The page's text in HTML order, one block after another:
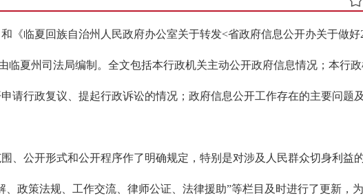
临夏回族自治州人民政府办公室关于转发<省政府信息公开办关于做好
临夏州司法局编制。全文包括本行政机关主动公开政府信息情况；本行
请行政复议、提起行政诉讼的情况；政府信息公开工作存在的主要问题及
公开形式和公开程序作了明确规定，特别是对涉及人民群众切身利益
政策法规、工作交流、律师公证、法律援助”等栏目及时进行了更新，